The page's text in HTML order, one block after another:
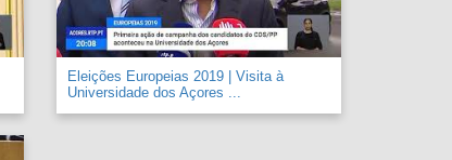
Eleições Europeias 2019 | Visita à
Universidade dos Açores ...